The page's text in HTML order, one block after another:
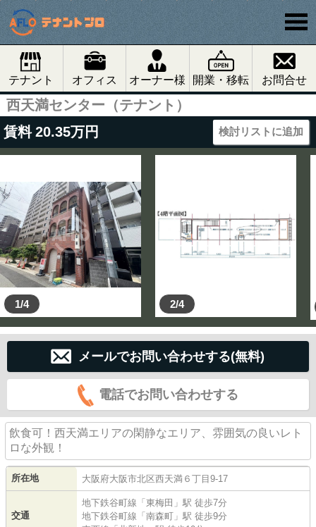
テナント オフィス オーナー様 開業・移転 お問合せ
西天満センター（テナント）
賃料 20.35万円 検討リストに追加
1/4 2/4
メールでお問い合わせする(無料)
電話でお問い合わせする
飲食可！西天満エリアの閑静なエリア、雰囲気の良いレト
ロな外観！
所在地 大阪府大阪市北区西天満 ６丁目9-17
交通
地下鉄谷町線 「東梅田 」駅 徒歩7分
地下鉄谷町線 「南森町 」駅 徒歩9分